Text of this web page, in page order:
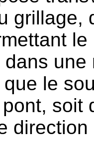
grillage,
le
soit